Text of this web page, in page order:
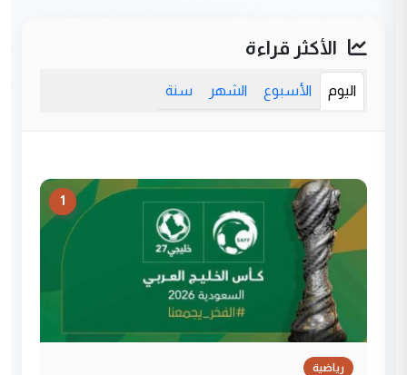
الأكثر قراءة
اليوم الأسبوع الشهر سنة
1
رياضية